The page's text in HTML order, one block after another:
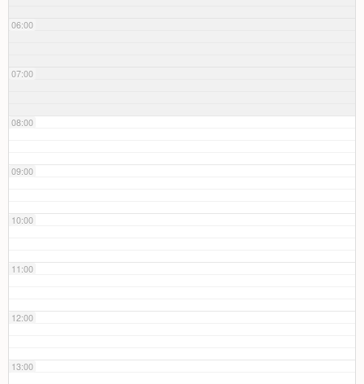
06:00
07:00
08:00
09:00
10:00
11:00
12:00
13:00